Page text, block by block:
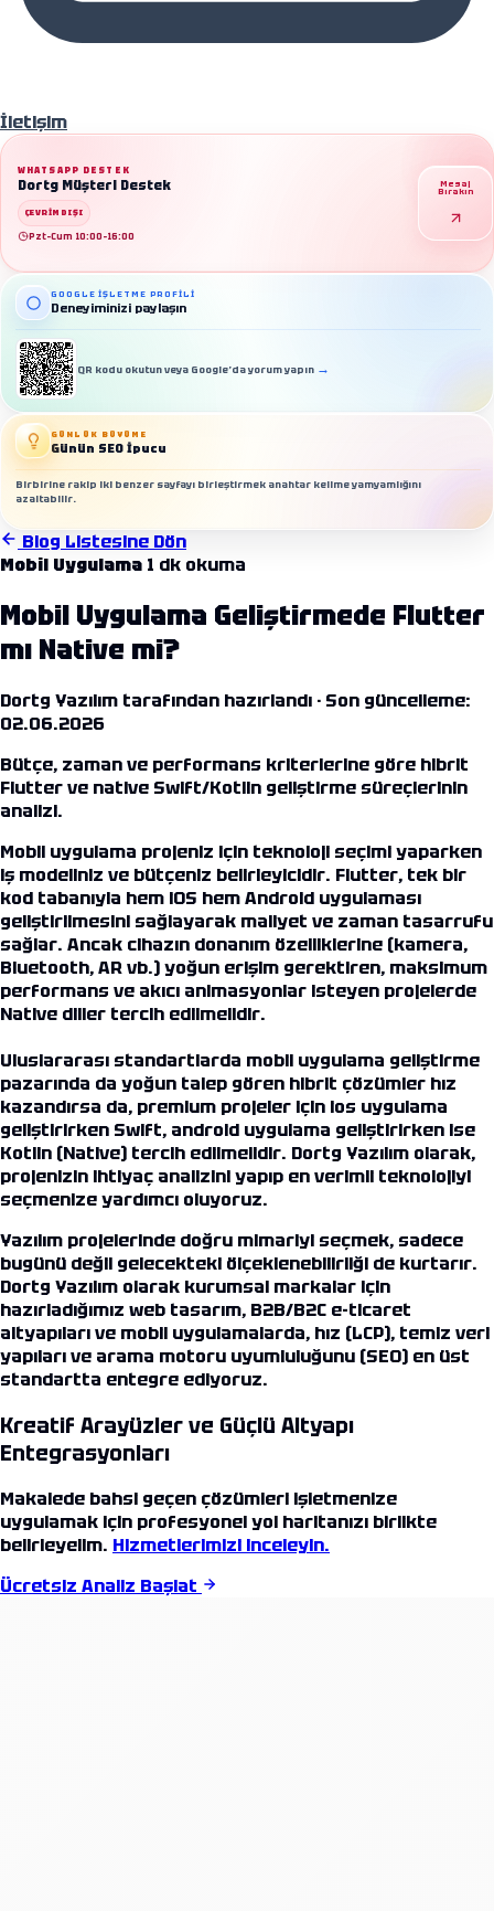
İletişim
WHATSAPP DESTEK
Dortg Müşteri Destek
ÇEVRIMDIŞI
Pzt–Cum 10:00–16:00
Mesaj
Bırakın
GOOGLE İŞLETME PROFILI
Deneyiminizi paylaşın
QR kodu okutun veya Google’da yorum yapın →
GÜNLÜK BÜYÜME
Günün SEO İpucu
Birbirine rakip iki benzer sayfayı birleştirmek anahtar kelime yamyamlığını
azaltabilir.
Blog Listesine Dön
Mobil Uygulama 1 dk okuma
Mobil Uygulama Geliştirmede Flutter
mı Native mi?
Dortg Yazılım tarafından hazırlandı · Son güncelleme:
02.06.2026
Bütçe, zaman ve performans kriterlerine göre hibrit
Flutter ve native Swift/Kotlin geliştirme süreçlerinin
analizi.
Mobil uygulama projeniz için teknoloji seçimi yaparken
iş modeliniz ve bütçeniz belirleyicidir. Flutter, tek bir
kod tabanıyla hem iOS hem Android uygulaması
geliştirilmesini sağlayarak maliyet ve zaman tasarrufu
sağlar. Ancak cihazın donanım özelliklerine (kamera,
Bluetooth, AR vb.) yoğun erişim gerektiren, maksimum
performans ve akıcı animasyonlar isteyen projelerde
Native diller tercih edilmelidir.
Uluslararası standartlarda mobil uygulama geliştirme
pazarında da yoğun talep gören hibrit çözümler hız
kazandırsa da, premium projeler için ios uygulama
geliştirirken Swift, android uygulama geliştirirken ise
Kotlin (Native) tercih edilmelidir. Dortg Yazılım olarak,
projenizin ihtiyaç analizini yapıp en verimli teknolojiyi
seçmenize yardımcı oluyoruz.
Yazılım projelerinde doğru mimariyi seçmek, sadece
bugünü değil gelecekteki ölçeklenebilirliği de kurtarır.
Dortg Yazılım olarak kurumsal markalar için
hazırladığımız web tasarım, B2B/B2C e-ticaret
altyapıları ve mobil uygulamalarda, hız (LCP), temiz veri
yapıları ve arama motoru uyumluluğunu (SEO) en üst
standartta entegre ediyoruz.
Kreatif Arayüzler ve Güçlü Altyapı
Entegrasyonları
Makalede bahsi geçen çözümleri işletmenize
uygulamak için profesyonel yol haritanızı birlikte
belirleyelim. Hizmetlerimizi inceleyin.
Ücretsiz Analiz Başlat
Hakkımızda
İletişim